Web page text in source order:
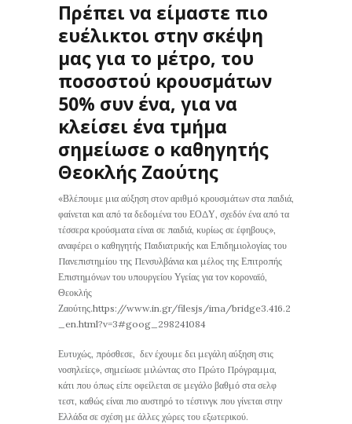
Πρέπει να είμαστε πιο
ευέλικτοι στην σκέψη
μας για το μέτρο, του
ποσοστού κρουσμάτων
50% συν ένα, για να
κλείσει ένα τμήμα
σημείωσε ο καθηγητής
Θεοκλής Ζαούτης
«Βλέπουμε μια αύξηση στον αριθμό κρουσμάτων στα παιδιά,
φαίνεται και από τα δεδομένα του ΕΟΔΥ, σχεδόν ένα από τα
τέσσερα κρούσματα είναι σε παιδιά, κυρίως σε έφηβους»,
αναφέρει ο καθηγητής Παιδιατρικής και Επιδημιολογίας του
Πανεπιστημίου της Πενσυλβάνια και μέλος της Επιτροπής
Επιστημόνων του υπουργείου Υγείας για τον κοροναϊό,
Θεοκλής
Ζαούτης.https://www.in.gr/filesjs/ima/bridge3.416.2
_en.html?v=3#goog_298241084
Ευτυχώς, πρόσθεσε, δεν έχουμε δει μεγάλη αύξηση στις
νοσηλείες», σημείωσε μιλώντας στο Πρώτο Πρόγραμμα,
κάτι που όπως είπε οφείλεται σε μεγάλο βαθμό στα σελφ
τεστ, καθώς είναι πιο αυστηρό το τέστινγκ που γίνεται στην
Ελλάδα σε σχέση με άλλες χώρες του εξωτερικού.